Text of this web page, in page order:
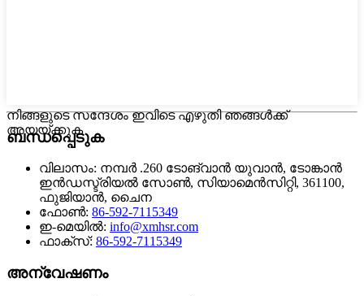
നിങ്ങളുടെ സന്ദേശം ഇവിടെ എഴുതി ഞങ്ങൾക്ക്
അയയ്ക്കുക
ബന്ധപ്പെടുക
വിലാസം: നമ്പർ .260 ടോങ്‌വാൻ യുവാൻ, ടോങ്കാൻ
ഇൻഡസ്ട്രിയൽ സോൺ, സിയാമെൻസിറ്റി, 361100,
ഫുജിയാൻ, ചൈന
ഫോൺ: 86-592-7115349
ഇ-മെയിൽ: info@xmhsr.com
ഫാക്സ്: 86-592-7115349
അന്വേഷണം